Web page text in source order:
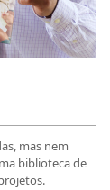
mas nem
biblioteca de